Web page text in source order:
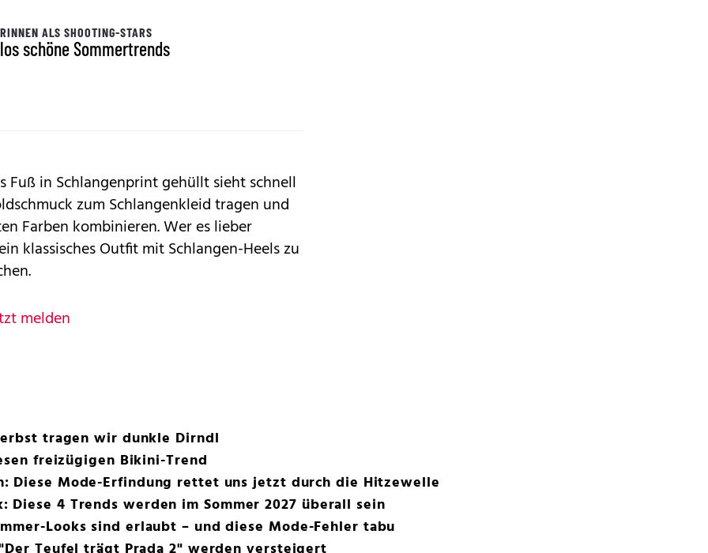
ALS SHOOTING-STARS
schöne Sommertrends
Fuß in Schlangenprint gehüllt sieht schnell
zum Schlangenkleid tragen und
Farben kombinieren. Wer es lieber
klassisches Outfit mit Schlangen-Heels zu
melden
tragen wir dunkle Dirndl
freizügigen Bikini-Trend
Diese Mode-Erfindung rettet uns jetzt durch die Hitzewelle
Diese 4 Trends werden im Sommer 2027 überall sein
Looks sind erlaubt – und diese Mode-Fehler tabu